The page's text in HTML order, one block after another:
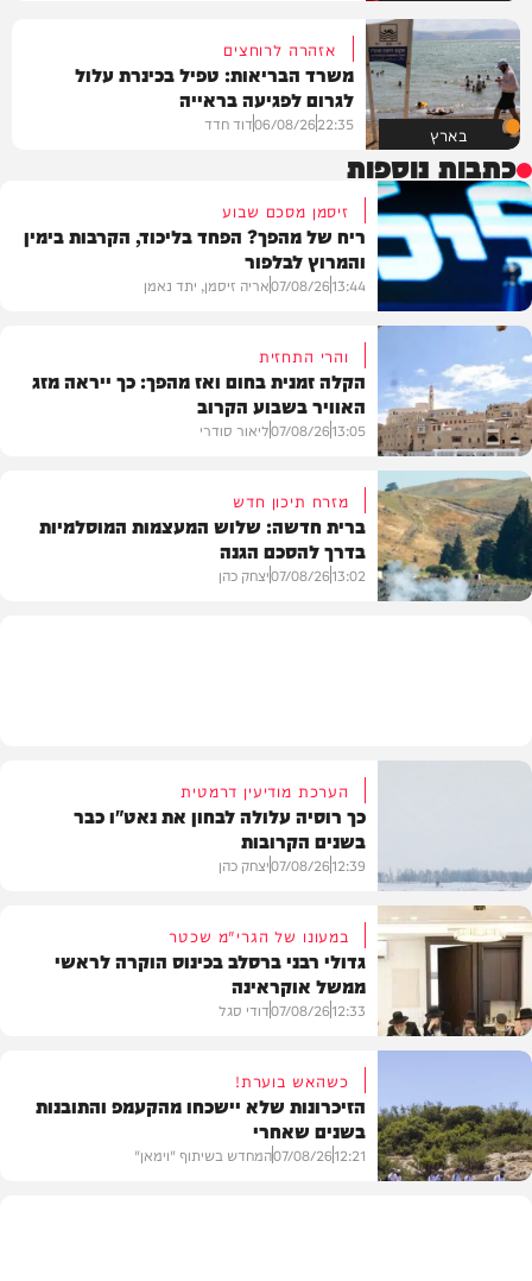
בארץ
אזהרה לרוחצים
משרד הבריאות: טפיל בכינרת עלול
לגרום לפגיעה בראייה
22:35
06/08/26דוד חדד
כתבות נוספות
פוליטי
זיסמן מסכם שבוע
ריח של מהפך? הפחד בליכוד, הקרבות בימין
והמרוץ לבלפור
13:44
07/08/26אריה זיסמן, יתד נאמן
מזג האוויר
והרי התחזית
הקלה זמנית בחום ואז מהפך: כך ייראה מזג
האוויר בשבוע הקרוב
13:05
07/08/26ליאור סודרי
מזרח תיכון חדש
ברית חדשה: שלוש המעצמות המוסלמיות
בדרך להסכם הגנה
13:02
07/08/26יצחק כהן
הערכת מודיעין דרמטית
כך רוסיה עלולה לבחון את נאט"ו כבר
בשנים הקרובות
12:39
07/08/26יצחק כהן
חרדים
במעונו של הגרי"מ שכטר
גדולי רבני ברסלב בכינוס הוקרה לראשי
ממשל אוקראינה
12:33
07/08/26דודי סגל
כשהאש בוערת!
הזיכרונות שלא יישכחו מהקעמפ והתובנות
בשנים שאחרי
12:21
07/08/26המחדש בשיתוף "וימאן"